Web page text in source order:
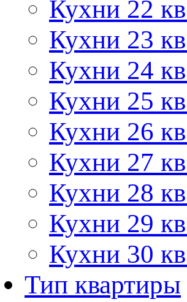
Кухни 22
Кухни 23
Кухни 24
Кухни 25
Кухни 26
Кухни 27
Кухни 28
Кухни 29
Кухни 30
Тип квартиры